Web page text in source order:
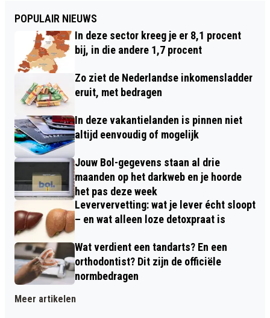
POPULAIR NIEUWS
In deze sector kreeg je er 8,1 procent
bij, in die andere 1,7 procent
Zo ziet de Nederlandse inkomensladder
eruit, met bedragen
In deze vakantielanden is pinnen niet
altijd eenvoudig of mogelijk
Jouw Bol-gegevens staan al drie
maanden op het darkweb en je hoorde
het pas deze week
Leververvetting: wat je lever écht sloopt
– en wat alleen loze detoxpraat is
Wat verdient een tandarts? En een
orthodontist? Dit zijn de officiële
normbedragen
Meer artikelen